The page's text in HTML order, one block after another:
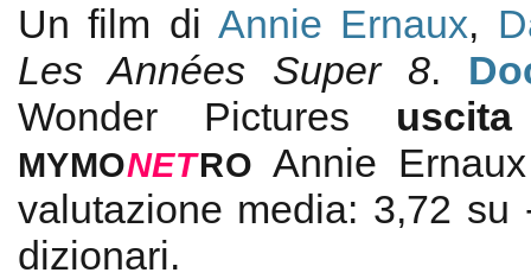
Un film di Annie Ernaux,
Les Années Super 8.
Wonder Pictures
MYMONETRO Annie
valutazione media: 3,72 su
dizionari.